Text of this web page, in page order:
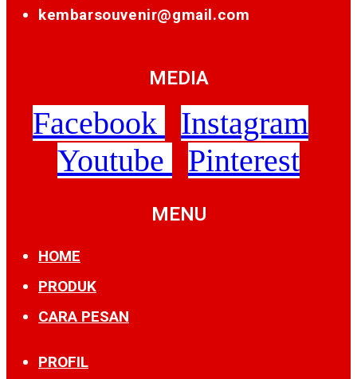
kembarsouvenir@gmail.com
MEDIA
Facebook
Instagram
Youtube
Pinterest
MENU
HOME
PRODUK
CARA PESAN
PROFIL